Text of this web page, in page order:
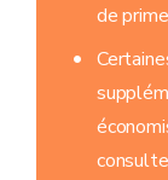
de